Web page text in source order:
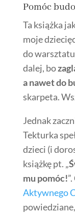
Pomóc
Ta książka
moje
do
dalej, bo
a nawet do
skarpeta.
Jednak
Tekturka
dzieci (i
książkę pt. „
mu pomóc!
Aktywnego